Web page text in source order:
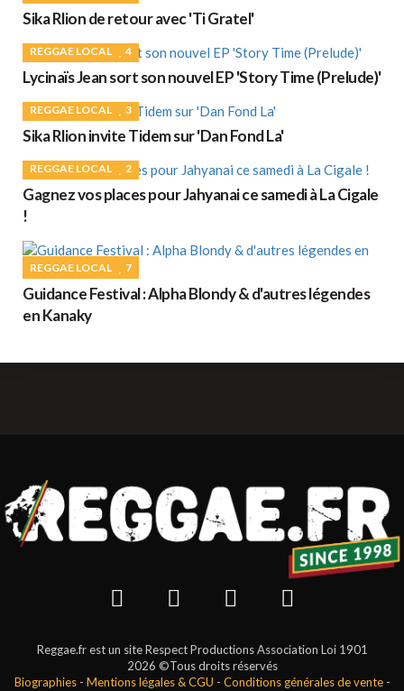
Sika Rlion de retour avec 'Ti Gratel'
REGGAE LOCAL 4
Lycinaïs Jean sort son nouvel EP 'Story Time (Prelude)'
REGGAE LOCAL 3
Sika Rlion invite Tidem sur 'Dan Fond La'
REGGAE LOCAL 2
Gagnez vos places pour Jahyanai ce samedi à La Cigale
!
REGGAE LOCAL 7
Guidance Festival : Alpha Blondy & d'autres légendes
en Kanaky
Reggae.fr est un site Respect Productions Association Loi 1901
2026 ©Tous droits réservés
Biographies- Mentions légales & CGU - Conditions générales de vente-